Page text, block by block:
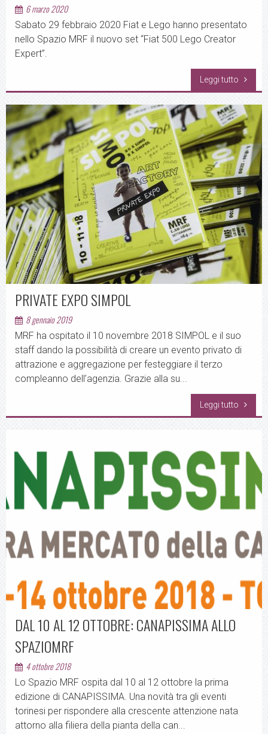
6 marzo 2020
Sabato 29 febbraio 2020 Fiat e Lego hanno presentato
nello Spazio MRF il nuovo set “Fiat 500 Lego Creator
Expert”.
Leggi tutto
PRIVATE EXPO SIMPOL
8 gennaio 2019
MRF ha ospitato il 10 novembre 2018 SIMPOL e il suo
staff dando la possibilità di creare un evento privato di
attrazione e aggregazione per festeggiare il terzo
compleanno dell’agenzia. Grazie alla su...
Leggi tutto
DAL 10 AL 12 OTTOBRE: CANAPISSIMA ALLO
SPAZIOMRF
4 ottobre 2018
Lo Spazio MRF ospita dal 10 al 12 ottobre la prima
edizione di CANAPISSIMA. Una novità tra gli eventi
torinesi per rispondere alla crescente attenzione nata
attorno alla filiera della pianta della can...